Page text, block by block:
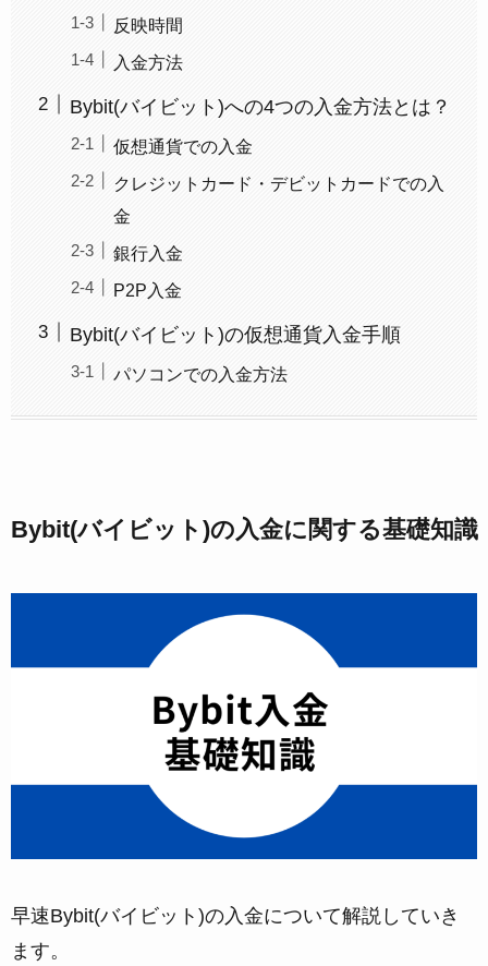
反映時間
入金方法
Bybit(バイビット)への4つの入金方法とは？
仮想通貨での入金
クレジットカード・デビットカードでの入
金
銀行入金
P2P入金
Bybit(バイビット)の仮想通貨入金手順
パソコンでの入金方法
Bybit(バイビット)の入金に関する基礎知識
早速Bybit(バイビット)の入金について解説していき
ます。